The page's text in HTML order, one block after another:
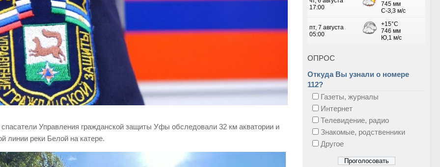
Управления гражданской защиты Уфы обследовали 32 км акватории и
линии реки Белой на катере.
ОПРОС
Откуда Вы узнали о номере
112?
Газеты, журналы
Интернет
Телевидение, радио
Знакомые, родственники
Другое